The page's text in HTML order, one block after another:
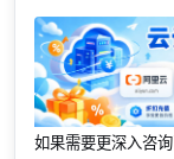
如果需要更深入咨